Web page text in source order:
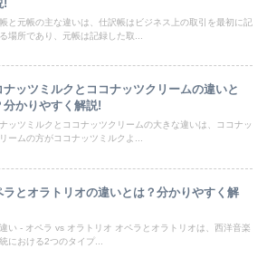
!
と元帳の主な違いは、仕訳帳はビジネス上の取引を最初に記
場所であり、元帳は記録した取...
ナッツミルクとココナッツクリームの違いと
分かりやすく解説!
ッツミルクとココナッツクリームの大きな違いは、ココナッ
ームの方がココナッツミルクよ...
ラとオラトリオの違いとは？分かりやすく解
い - オペラ vs オラトリオ オペラとオラトリオは、西洋音楽
における2つのタイプ...